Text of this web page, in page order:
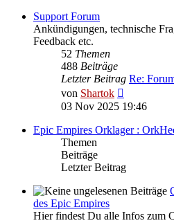
Support Forum
Ankündigungen, technische
Feedback etc.
52 Themen
488 Beiträge
Letzter Beitrag Re:
von Shartok
Beitrag
03 Nov 2025 19:46
Epic Empires Orklager :
Themen
Beiträge
Letzter Beitrag
des Epic Empires
Hier findest Du alle Infos zum